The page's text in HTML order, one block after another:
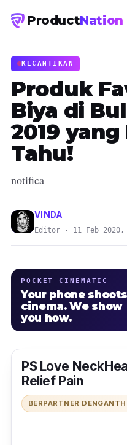
ProductNation
KECANTIKAN
Produk
Biya di
2019
Tahu!
notifica
VINDA
Editor · 11 Feb 2020,
POCKET CINEMATIC
Your phone shoots
cinema. We show
you how.
PS Love
Relief Pain
BERPARTNER DENGAN